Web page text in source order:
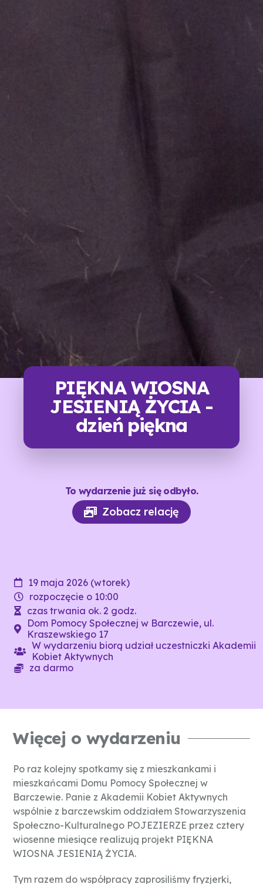
PIĘKNA WIOSNA
JESIENIĄ ŻYCIA -
dzień piękna
To wydarzenie już się odbyło.
Zobacz relację
19 maja 2026 (wtorek)
rozpoczęcie o 10:00
czas trwania ok. 2 godz.
Dom Pomocy Społecznej w Barczewie, ul.
Kraszewskiego 17
W wydarzeniu biorą udział uczestniczki Akademii
Kobiet Aktywnych
za darmo
Więcej o wydarzeniu
Po raz kolejny spotkamy się z mieszkankami i
mieszkańcami Domu Pomocy Społecznej w
Barczewie. Panie z Akademii Kobiet Aktywnych
wspólnie z barczewskim oddziałem Stowarzyszenia
Społeczno-Kulturalnego POJEZIERZE przez cztery
wiosenne miesiące realizują projekt PIĘKNA
WIOSNA JESIENIĄ ŻYCIA.
Tym razem do współpracy zaprosiliśmy fryzjerki,